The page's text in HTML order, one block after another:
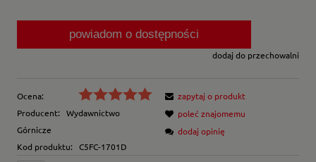
powiadom o dostępności
dodaj do przechowalni
Ocena:
Producent:
Wydawnictwo
Górnicze
Kod produktu:
C5FC-1701D
zapytaj o produkt
poleć znajomemu
dodaj opinię